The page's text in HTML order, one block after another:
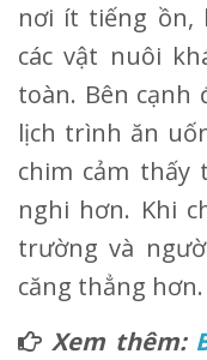
nơi ít tiếng ồn,
các vật nuôi
toàn. Bên cạnh
lịch trình ăn
chim cảm thấy
nghi hơn. Khi
trường và
căng thẳng hơn.
Xem thêm: